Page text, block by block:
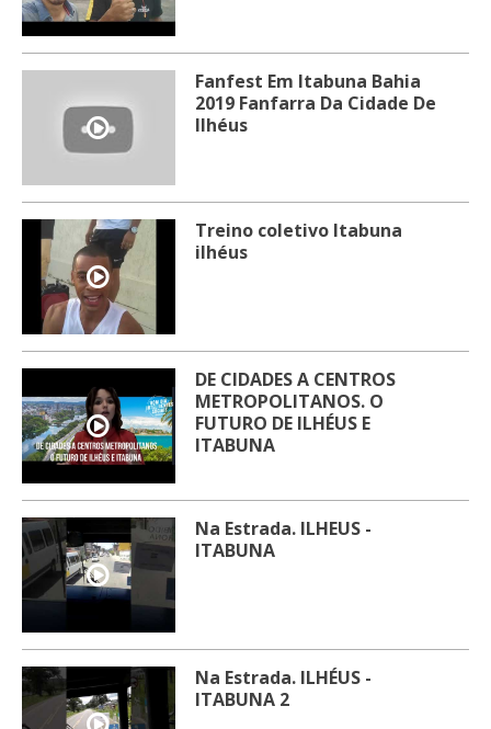
Fanfest Em Itabuna Bahia
2019 Fanfarra Da Cidade De
Ilhéus
Treino coletivo Itabuna
ilhéus
DE CIDADES A CENTROS
METROPOLITANOS. O
FUTURO DE ILHÉUS E
ITABUNA
Na Estrada. ILHEUS -
ITABUNA
Na Estrada. ILHÉUS -
ITABUNA 2